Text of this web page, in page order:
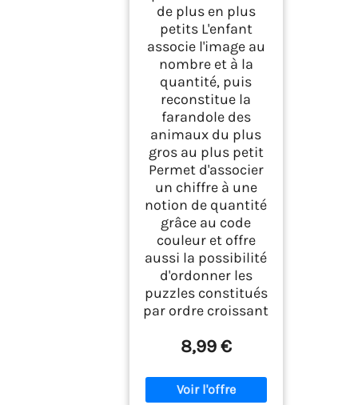
de plus en plus
petits L'enfant
associe l'image au
nombre et à la
quantité, puis
reconstitue la
farandole des
animaux du plus
gros au plus petit
Permet d'associer
un chiffre à une
notion de quantité
grâce au code
couleur et offre
aussi la possibilité
d'ordonner les
puzzles constitués
par ordre croissant
8,99 €